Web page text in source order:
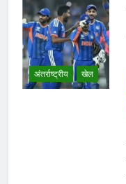
अंतर्राष्ट्रीय खेल